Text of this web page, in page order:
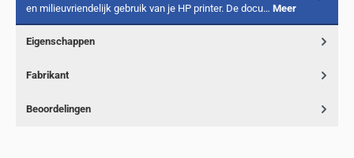
en milieuvriendelijk gebruik van je HP printer. De docu… Meer
Eigenschappen
Fabrikant
Beoordelingen